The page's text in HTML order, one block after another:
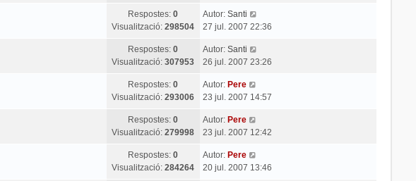
Respostes:0
Visualització:298504
Autor: Santi
27 jul. 2007 22:36
Respostes:0
Visualització:307953
Autor: Santi
26 jul. 2007 23:26
Respostes:0
Visualització:293006
Autor: Pere
23 jul. 2007 14:57
Respostes:0
Visualització:279998
Autor: Pere
23 jul. 2007 12:42
Respostes:0
Visualització:284264
Autor: Pere
20 jul. 2007 13:46